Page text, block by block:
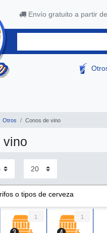
Envío gratuito a partir
Otros Conos de vino
vino
o tipos de cerveza
1 1